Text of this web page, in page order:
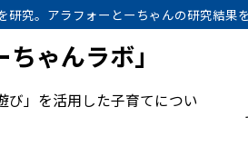
研究。アラフォーとーちゃんの研究結果
ゃんラボ」
び」を活用した子育てについ